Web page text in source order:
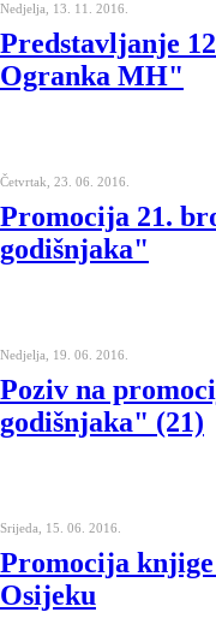
Nedjelja, 13. 11. 2016.
Predstavljanje
Ogranka MH"
Četvrtak, 23. 06. 2016.
Promocija 21.
godišnjaka"
Nedjelja, 19. 06. 2016.
Poziv na
godišnjaka" (21)
Srijeda, 15. 06. 2016.
Promocija
Osijeku